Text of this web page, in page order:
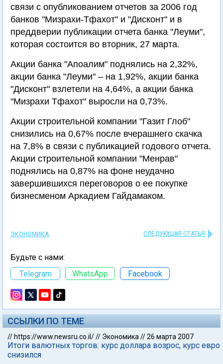
связи с опубликованием отчетов за 2006 год
банков "Мизрахи-Тфахот" и "Дисконт" и в
преддверии публикации отчета банка "Леуми",
которая состоится во вторник, 27 марта.
Акции банка "Апоалим" поднялись на 2,32%,
акции банка "Леуми" – на 1,92%, акции банка
"Дисконт" взлетели на 4,64%, а акции банка
"Мизрахи Тфахот" выросли на 0,73%.
Акции строительной компании "Газит Глоб"
снизились на 0,67% после вчерашнего скачка
на 7,8% в связи с публикацией годового отчета.
Акции строительной компании "Менрав"
поднялись на 0,87% на фоне неудачно
завершившихся переговоров о ее покупке
бизнесменом Аркадием Гайдамаком.
ЭКОНОМИКА СЛЕДУЮЩАЯ СТАТЬЯ
Будьте с нами:
Telegram
WhatsApp Facebook
ССЫЛКИ ПО ТЕМЕ
// https://www.newsru.co.il/// Экономика //26 марта 2007
Итоги валютных торгов: курс доллара возрос, курс евро
снизился